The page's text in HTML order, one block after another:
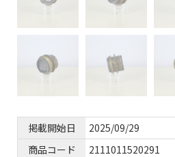
掲載開始日
2025/09/29
商品コード
2111011520291